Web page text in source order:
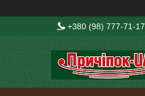
+380 (98) 777-71-17